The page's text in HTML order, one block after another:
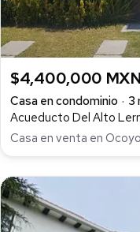
$4,400,000 MXN
Casa en condominio
3
Acueducto Del Alto
Casa en venta en